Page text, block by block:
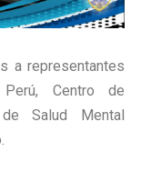
a representantes
Centro de
Salud Mental